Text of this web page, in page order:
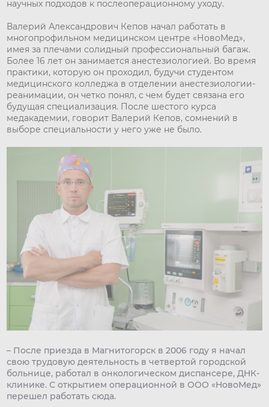
научных подходов к послеоперационному уходу.
Валерий Александрович Кепов начал работать в
многопрофильном медицинском центре «НовоМед»,
имея за плечами солидный профессиональный багаж.
Более 16 лет он занимается анестезиологией. Во время
практики, которую он проходил, будучи студентом
медицинского колледжа в отделении анестезиологии-
реанимации, он четко понял, с чем будет связана его
будущая специализация. После шестого курса
медакадемии, говорит Валерий Кепов, сомнений в
выборе специальности у него уже не было.
– После приезда в Магнитогорск в 2006 году я начал
свою трудовую деятельность в четвертой городской
больнице, работал в онкологическом диспансере, ДНК-
клинике. С открытием операционной в ООО «НовоМед»
перешел работать сюда.